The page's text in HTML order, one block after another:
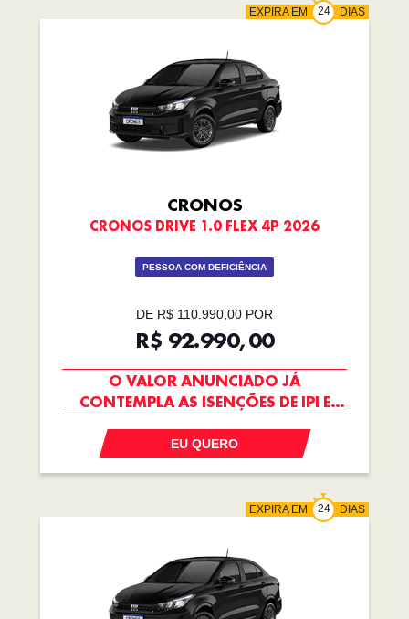
EXPIRA EM DIAS
CRONOS
CRONOS DRIVE 1.0 FLEX 4P 2026
PESSOA COM DEFICIÊNCIA
DE R$ 110.990,00 POR
R$ 92.990,00
O VALOR ANUNCIADO JÁ
CONTEMPLA AS ISENÇÕES DE IPI E
EU QUERO
EXPIRA EM DIAS